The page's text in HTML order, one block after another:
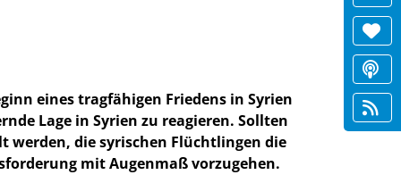
eines tragfähigen Friedens in Syrien
Lage in Syrien zu reagieren. Sollten
werden, die syrischen Flüchtlingen die
mit Augenmaß vorzugehen.